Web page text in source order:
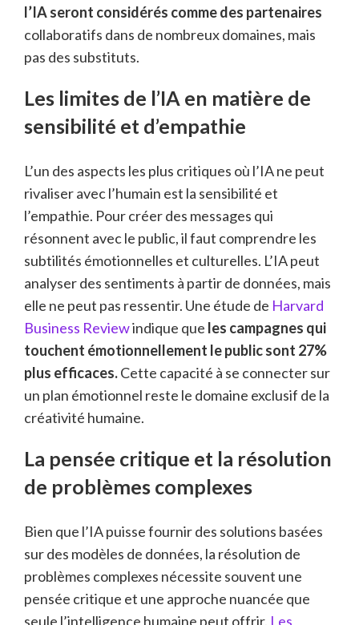
l’IA seront considérés comme des partenaires
collaboratifs dans de nombreux domaines, mais
pas des substituts.
Les limites de l’IA en matière de
sensibilité et d’empathie
L’un des aspects les plus critiques où l’IA ne peut
rivaliser avec l’humain est la sensibilité et
l’empathie. Pour créer des messages qui
résonnent avec le public, il faut comprendre les
subtilités émotionnelles et culturelles. L’IA peut
analyser des sentiments à partir de données, mais
elle ne peut pas ressentir. Une étude de Harvard
Business Reviewindique que les campagnes qui
touchent émotionnellement le public sont 27%
plus efficaces.Cette capacité à se connecter sur
un plan émotionnel reste le domaine exclusif de la
créativité humaine.
La pensée critique et la résolution
de problèmes complexes
Bien que l’IA puisse fournir des solutions basées
sur des modèles de données, la résolution de
problèmes complexes nécessite souvent une
pensée critique et une approche nuancée que
seule l’intelligence humaine peut offrir. Les